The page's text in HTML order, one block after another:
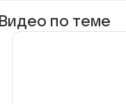
Видео по теме